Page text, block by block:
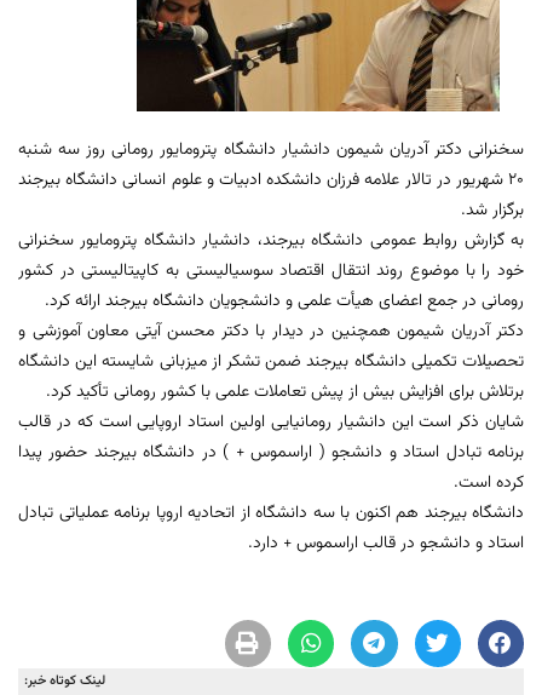
سخنرانی دکتر آدریان شیمون دانشیار دانشگاه پترومایور رومانی روز سه شنبه
20 شهریور در تالار علامه فرزان دانشکده ادبیات و علوم انسانی دانشگاه بیرجند
برگزار شد.
به گزارش روابط عمومی دانشگاه بیرجند، دانشیار دانشگاه پترومایور سخنرانی
خود را با موضوع روند انتقال اقتصاد سوسیالیستی به کاپیتالیستی در کشور
رومانی در جمع اعضای هیأت علمی و دانشجویان دانشگاه بیرجند ارائه کرد.
دکتر آدریان شیمون همچنین در دیدار با دکتر محسن آیتی معاون آموزشی و
تحصیلات تکمیلی دانشگاه بیرجند ضمن تشکر از میزبانی شایسته این دانشگاه
برتلاش برای افزایش بیش از پیش تعاملات علمی با کشور رومانی تأکید کرد.
شایان ذکر است این دانشیار رومانیایی اولین استاد اروپایی است که در قالب
برنامه تبادل استاد و دانشجو ( اراسموس + ) در دانشگاه بیرجند حضور پیدا
کرده است.
دانشگاه بیرجند هم اکنون با سه دانشگاه از اتحادیه اروپا برنامه عملیاتی تبادل
استاد و دانشجو در قالب اراسموس + دارد.
لینک کوتاه خبر: